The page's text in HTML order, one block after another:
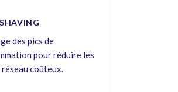
des pics de
pour réduire les
réseau coûteux.